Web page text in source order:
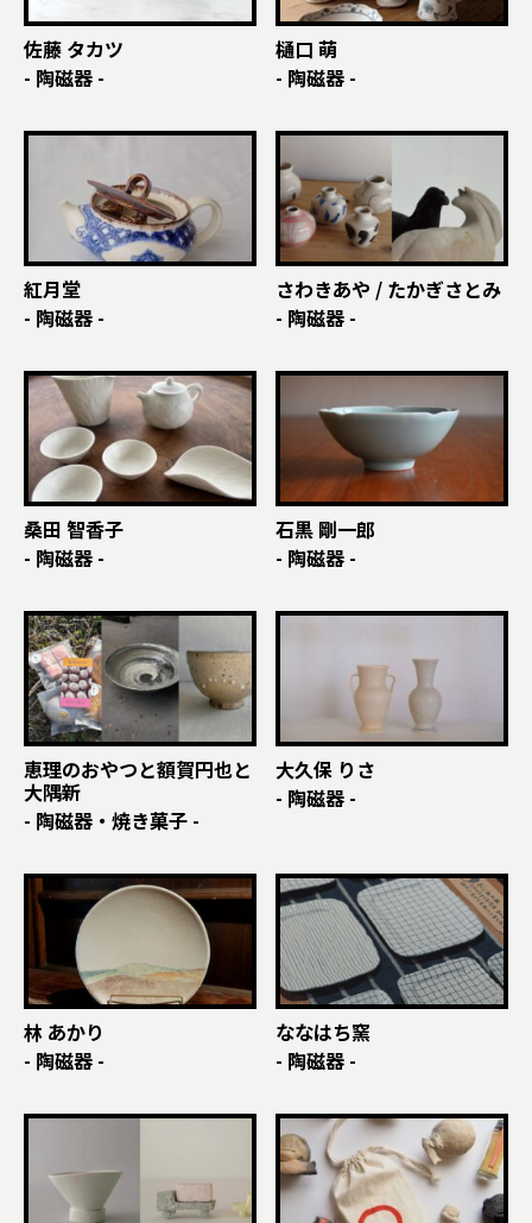
佐藤 タカツ
- 陶磁器 -
樋口 萌
- 陶磁器 -
紅月堂
- 陶磁器 -
さわきあや / たかぎさとみ
- 陶磁器 -
桑田 智香子
- 陶磁器 -
石黒 剛一郎
- 陶磁器 -
恵理のおやつと額賀円也と
大隅新
- 陶磁器・焼き菓子 -
大久保 りさ
- 陶磁器 -
林 あかり
- 陶磁器 -
ななはち窯
- 陶磁器 -